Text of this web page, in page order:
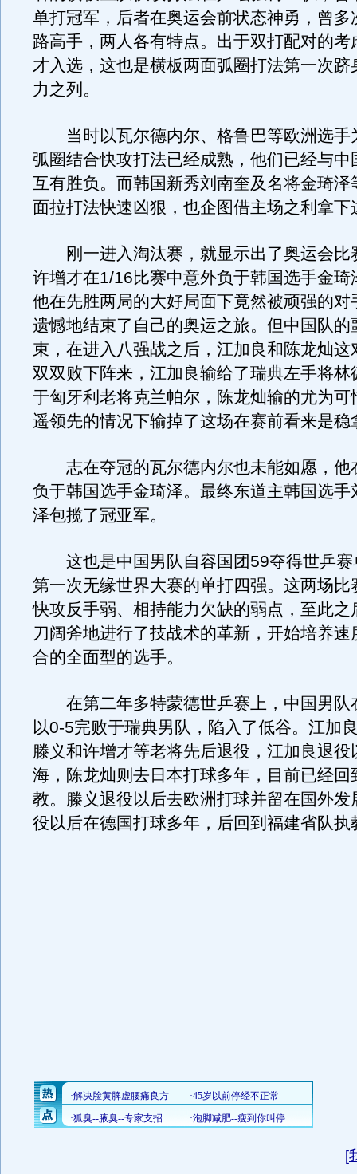
单打冠军，后者在奥运会前状态神勇，曾多
路高手，两人各有特点。出于双打配对的考
才入选，这也是横板两面弧圈打法第一次跻
力之列。
当时以瓦尔德内尔、格鲁巴等欧洲选手
弧圈结合快攻打法已经成熟，他们已经与中
互有胜负。而韩国新秀刘南奎及名将金琦泽
面拉打法快速凶狠，也企图借主场之利拿下
刚一进入淘汰赛，就显示出了奥运会比
许增才在1/16比赛中意外负于韩国选手金琦
他在先胜两局的大好局面下竟然被顽强的对
遗憾地结束了自己的奥运之旅。但中国队的
束，在进入八强战之后，江加良和陈龙灿这
双双败下阵来，江加良输给了瑞典左手将林
于匈牙利老将克兰帕尔，陈龙灿输的尤为可
遥领先的情况下输掉了这场在赛前看来是稳
志在夺冠的瓦尔德内尔也未能如愿，他
负于韩国选手金琦泽。最终东道主韩国选手
泽包揽了冠亚军。
这也是中国男队自容国团59夺得世乒赛
第一次无缘世界大赛的单打四强。这两场比
快攻反手弱、相持能力欠缺的弱点，至此之
刀阔斧地进行了技战术的革新，开始培养速
合的全面型的选手。
在第二年多特蒙德世乒赛上，中国男队
以0-5完败于瑞典男队，陷入了低谷。江加
滕义和许增才等老将先后退役，江加良退役
海，陈龙灿则去日本打球多年，目前已经回
教。滕义退役以后去欧洲打球并留在国外发
役以后在德国打球多年，后回到福建省队执
[